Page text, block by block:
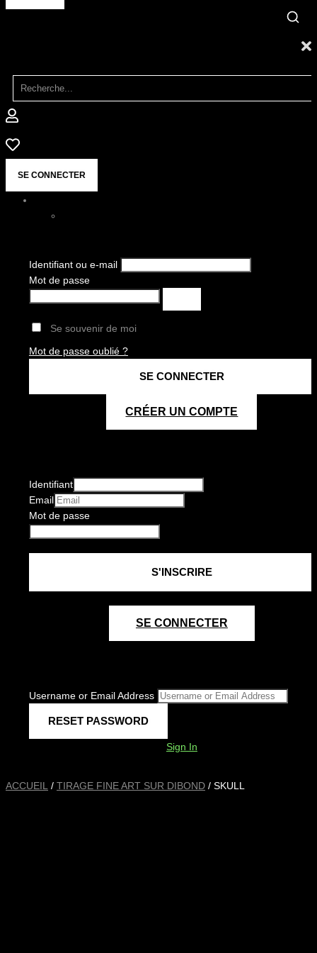
SE CONNECTER
Identifiant ou e-mail
Mot de passe
Se souvenir de moi
Mot de passe oublié ?
CRÉER UN COMPTE
Identifiant
Email
Mot de passe
SE CONNECTER
Username or Email Address
Sign In
ACCUEIL / TIRAGE FINE ART SUR DIBOND / SKULL